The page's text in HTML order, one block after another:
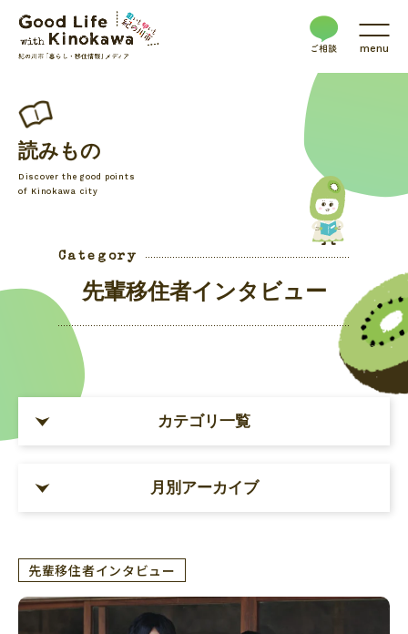
menu
読みもの
Discover the good points
of Kinokawa city
Category
先輩移住者インタビュー
カテゴリ一覧
月別アーカイブ
先輩移住者インタビュー